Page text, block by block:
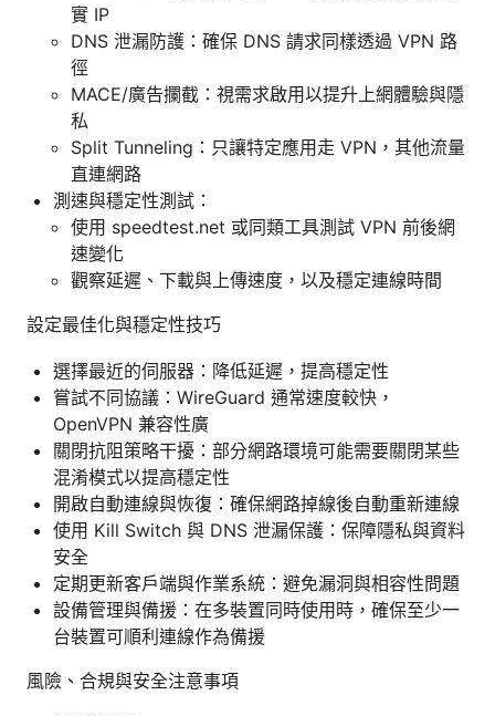
實 IP
DNS 泄漏防護：確保 DNS 請求同樣透過 VPN 路
徑
MACE/廣告攔截：視需求啟用以提升上網體驗與隱
私
Split Tunneling：只讓特定應用走 VPN，其他流量
直連網路
測速與穩定性測試：
使用 speedtest.net 或同類工具測試 VPN 前後網
速變化
觀察延遲、下載與上傳速度，以及穩定連線時間
設定最佳化與穩定性技巧
選擇最近的伺服器：降低延遲，提高穩定性
嘗試不同協議：WireGuard 通常速度較快，
OpenVPN 兼容性廣
關閉抗阻策略干擾：部分網路環境可能需要關閉某些
混淆模式以提高穩定性
開啟自動連線與恢復：確保網路掉線後自動重新連線
使用 Kill Switch 與 DNS 泄漏保護：保障隱私與資料
安全
定期更新客戶端與作業系統：避免漏洞與相容性問題
設備管理與備援：在多裝置同時使用時，確保至少一
台裝置可順利連線作為備援
風險、合規與安全注意事項